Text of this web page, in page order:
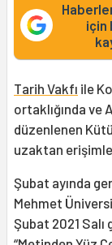
için
Tarih Vakfı ile
ortaklığında ve
düzenlenen
uzaktan
Şubat ayında
Mehmet
Şubat 2021 Salı